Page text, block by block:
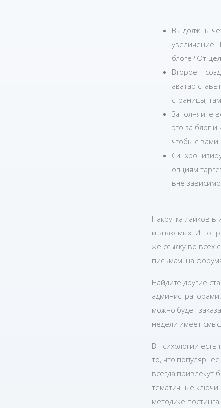
Вы должны
увеличение
блоге? От
Второе –
аватар
страницы,
Заполняйте
это за блог
чтобы с вами
опциям
вне
Накрутка лайков в
и знакомых. И
же ссылку во всех
письмам, на
Найдите другие
можно будет
недели имеет
В психологии есть
то, что
всегда привлекут
тематичные
методике